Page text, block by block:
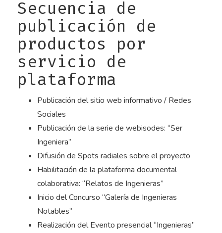
Secuencia de
publicación de
productos por
servicio de
plataforma
Publicación del sitio web informativo / Redes
Sociales
Publicación de la serie de webisodes: “Ser
Ingeniera”
Difusión de Spots radiales sobre el proyecto
Habilitación de la plataforma documental
colaborativa: “Relatos de Ingenieras”
Inicio del Concurso “Galería de Ingenieras
Notables”
Realización del Evento presencial “Ingenieras”